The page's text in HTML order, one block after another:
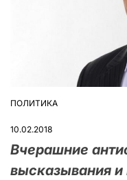
ОПУБЛІКУВАТИ
ПОЛИТИКА
10.02.2018
Вчерашние
высказывания